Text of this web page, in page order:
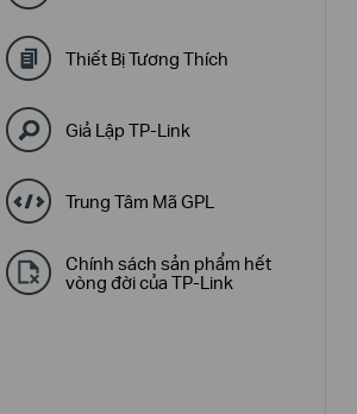
Thiết Bị Tương Thích
Giả Lập TP-Link
Trung Tâm Mã GPL
Chính sách sản phẩm hết
vòng đời của TP-Link